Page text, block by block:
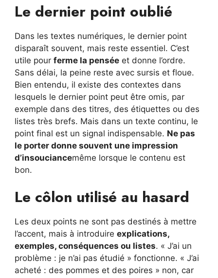
Le dernier point oublié
Dans les textes numériques, le dernier point
disparaît souvent, mais reste essentiel. C’est
utile pour ferme la pensée et donne l’ordre.
Sans délai, la peine reste avec sursis et floue.
Bien entendu, il existe des contextes dans
lesquels le dernier point peut être omis, par
exemple dans des titres, des étiquettes ou des
listes très brefs. Mais dans un texte continu, le
point final est un signal indispensable. Ne pas
le porter donne souvent une impression
d’insouciancemême lorsque le contenu est
bon.
Le côlon utilisé au hasard
Les deux points ne sont pas destinés à mettre
l’accent, mais à introduire explications,
exemples, conséquences ou listes. « J’ai un
problème : je n’ai pas étudié » fonctionne. « J’ai
acheté : des pommes et des poires » non, car